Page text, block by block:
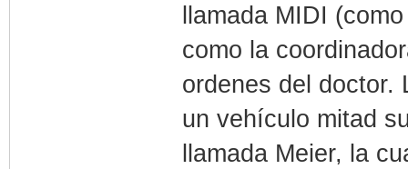
llamada MIDI
como la
ordenes del doctor.
un vehículo mitad
llamada Meier, la